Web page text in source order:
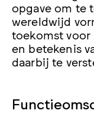
opgave om te
wereldwijd
toekomst voor
en betekenis
daarbij te